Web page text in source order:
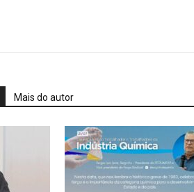
Mais do autor